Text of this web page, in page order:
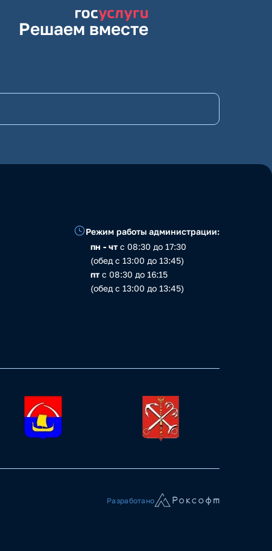
Решаем вместе
Режим работы администрации:
пн - чт с 08:30 до 17:30
(обед с 13:00 до 13:45)
пт с 08:30 до 16:15
(обед с 13:00 до 13:45)
Разработано